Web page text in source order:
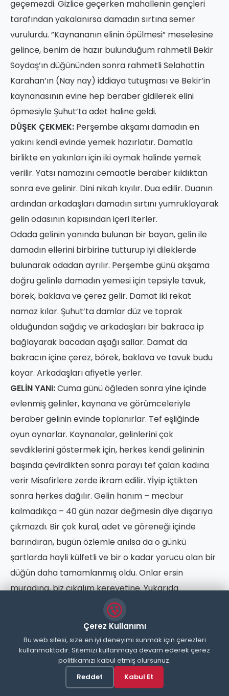
geçemezdi. Gizlice geçerken mahallenin gençleri
tarafından yakalanırsa damadın sırtına semer
vurulurdu. ”Kaynananın elinin öpülmesi” meselesine
gelince, benim de hazır bulunduğum rahmetli Bekir
Soydaş’ın düğününden sonra rahmetli Selahattin
Karahan’ın (Nay nay) iddiaya tutuşması ve Bekir’in
kaynanasının evine hep beraber gidilerek elini
öpmesiyle Şuhut’ta adet haline geldi.
DÜŞEK ÇEKMEK: Perşembe akşamı damadın en
yakını kendi evinde yemek hazırlatır. Damatla
birlikte en yakınları için iki oymak halinde yemek
verilir. Yatsı namazını cemaatle beraber kıldıktan
sonra eve gelinir. Dini nikah kıyılır. Dua edilir. Duanın
ardından arkadaşları damadın sırtını yumruklayarak
gelin odasının kapısından içeri iterler.
Odada gelinin yanında bulunan bir bayan, gelin ile
damadın ellerini birbirine tutturup iyi dileklerde
bulunarak odadan ayrılır. Perşembe günü akşama
doğru gelinle damadın yemesi için tepsiyle tavuk,
börek, baklava ve çerez gelir. Damat iki rekat
namaz kılar. Şuhut’ta damlar düz ve toprak
olduğundan sağdıç ve arkadaşları bir bakraca ip
bağlayarak bacadan aşağı sallar. Damat da
bakracın içine çerez, börek, baklava ve tavuk budu
koyar. Arkadaşları afiyetle yerler.
GELİN YANI:Cuma günü öğleden sonra yine içinde
evlenmiş gelinler, kaynana ve görümceleriyle
beraber gelinin evinde toplanırlar. Tef eşliğinde
oyun oynarlar. Kaynanalar, gelinlerini çok
sevdiklerini göstermek için, herkes kendi gelininin
başında çevirdikten sonra parayı tef çalan kadına
verir Misafirlere zerde ikram edilir. Yİyip içtikten
sonra herkes dağılır. Gelin hanım – mecbur
kalmadıkça – 40 gün nazar değmesin diye dışarıya
çıkmazdı. Bir çok kural, adet ve göreneği içinde
barındıran, bugün özlemle anılsa da o günkü
şartlarda hayli külfetli ve bir o kadar yorucu olan bir
düğün daha tamamlanmış oldu. Onlar ersin
muradına, biz çıkalım kerevetine. Yukarıda
sıraladığımız düğün adetleri ve gelenekleri, asırlar
içinde oluşmuş, benimsenmiş ve uygulanmıştır.
Şuhut halk kültürünün önemli bir parçası olan
düğünler, aynı zamanda sosyalleşmeye ve
toplumsal gelişmeye neden olmaktadır. Meşru
evlilik ve yuva kurmak, hem neslin devamını sağlar,
Çerez Kullanımı
Bu web sitesi, size en iyi deneyimi sunmak için çerezleri
kullanmaktadır. Sitemizi kullanmaya devam ederek çerez
politikamızı kabul etmiş olursunuz.
Reddet
Kabul Et